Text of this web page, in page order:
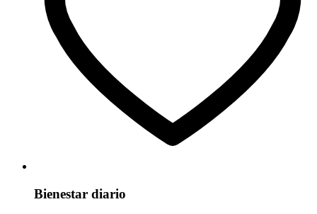
Bienestar diario